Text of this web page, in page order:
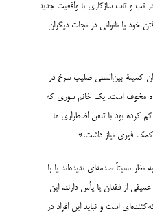
تب و تاب سازگاری با واقعیت جدید
خود یا ناتوانی در نجات دیگران
کمیتۀ بین‌المللی صلیب سرخ در
مخوف است. یک خانم سوری که
کرده بود با تلفن اضطراری ما
کمک فوری نیاز داشت.»
نظر نسبتاً صدمه‌ای ندیده‌اند یا با
از فقدان یا یأس دارند. این
است و نباید این افراد در